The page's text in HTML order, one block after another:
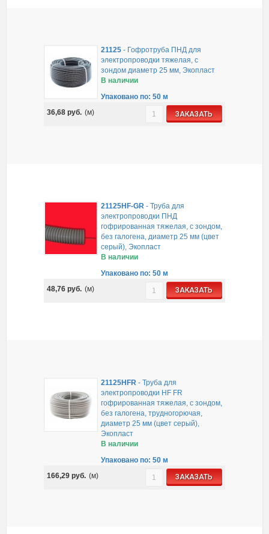
21125 - Гофротруба ПНД для
электропроводки тяжелая, с
зондом диаметр 25 мм, Экопласт
В наличии
Упаковано по: 50 м
36,68руб. (м) ЗАКАЗАТЬ
21125HF-GR -Труба для
электропроводки ПНД
гофрированная тяжелая, с зондом,
без галогена, диаметр 25 мм (цвет
серый), Экопласт
В наличии
Упаковано по: 50 м
48,76руб. (м) ЗАКАЗАТЬ
21125HFR -Труба для
электропроводки HF FR
гофрированная тяжелая, с зондом,
без галогена, трудногорючая,
диаметр 25 мм (цвет серый),
Экопласт
В наличии
Упаковано по: 50 м
166,29руб. (м) ЗАКАЗАТЬ